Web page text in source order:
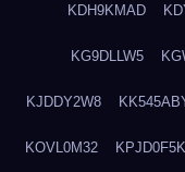
KDH9KMAD
KG9DLLW5
KJDDY2W8
KOVL0M32 KPJD0F5K